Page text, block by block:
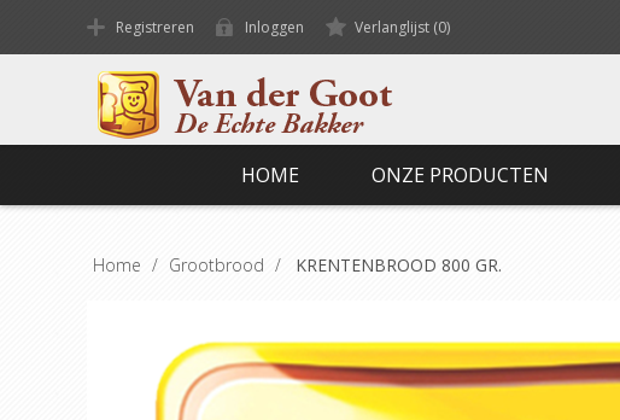
Registreren Inloggen Verlanglijst (0)
HOME ONZE PRODUCTEN
Home / Grootbrood / KRENTENBROOD 800 GR.